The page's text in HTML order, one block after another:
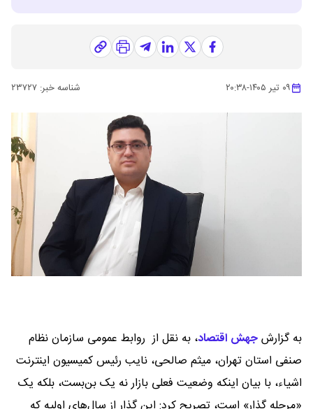
۰۹ تیر ۱۴۰۵ -۲۰:۳۸ شناسه خبر: ۲۳۷۲۷
به گزارشجهش اقتصاد، به نقل از روابط عمومی سازمان نظام
صنفی استان تهران، میثم صالحی، نایب رئیس کمیسیون اینترنت
اشیاء، با بیان اینکه وضعیت فعلی بازار نه یک بن‌بست، بلکه یک